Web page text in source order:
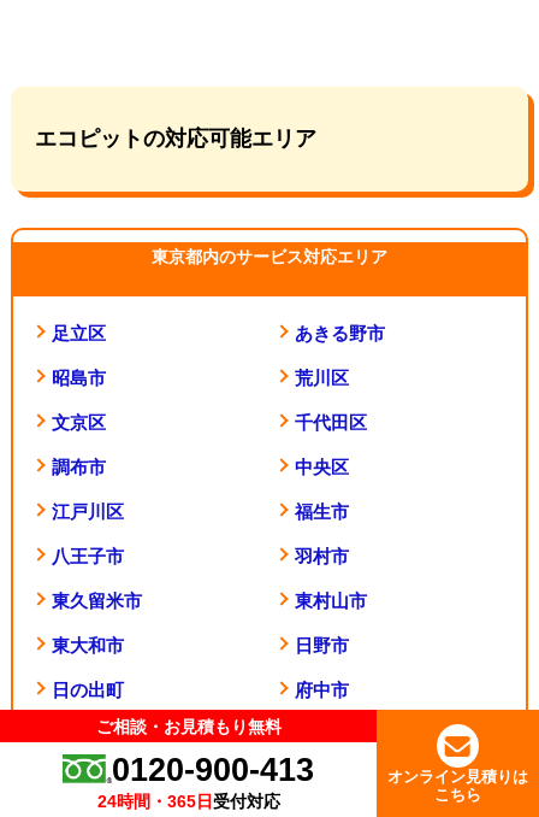
ご相談・お見積もり無料
0120-900-413
24時間・365日受付対応
オンライン見積りは
こちら
エコピットの対応可能エリア
東京都内のサービス対応エリア
足立区 あきる野市
昭島市 荒川区
文京区 千代田区
調布市 中央区
江戸川区 福生市
八王子市 羽村市
東久留米市 東村山市
東大和市 日野市
日の出町 府中市
稲城市
葛飾区 北区
ご相談・お見積もり無料
0120-900-413
24時間・365日受付対応
オンライン見積りは
こちら